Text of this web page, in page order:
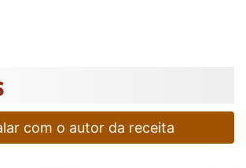
com o autor da receita